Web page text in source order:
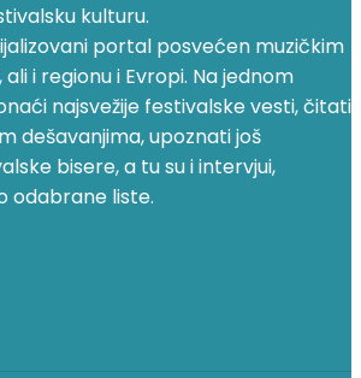
kulturu.
portal posvećen muzičkim
i regionu i Evropi. Na jednom
najsvežije festivalske vesti, čitati
dešavanjima, upoznati još
bisere, a tu su i intervjui,
odabrane liste.